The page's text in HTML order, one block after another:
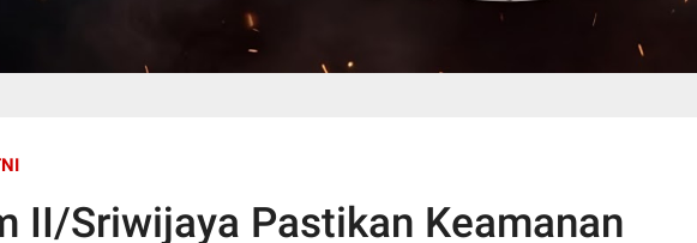
II/Sriwijaya Pastikan Keamanan